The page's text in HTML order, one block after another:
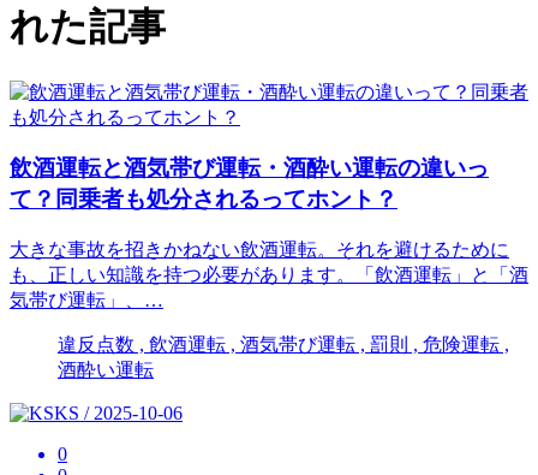
れた記事
飲酒運転と酒気帯び運転・酒酔い運転の違いっ
て？同乗者も処分されるってホント？
大きな事故を招きかねない飲酒運転。それを避けるために
も、正しい知識を持つ必要があります。「飲酒運転」と「酒
気帯び運転」、…
違反点数 , 飲酒運転 , 酒気帯び運転 , 罰則 , 危険運転 ,
酒酔い運転
KS / 2025-10-06
0